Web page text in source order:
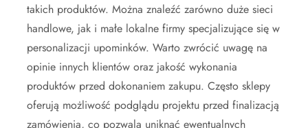
takich produktów. Można znaleźć zarówno duże sieci
handlowe, jak i małe lokalne firmy specjalizujące się w
personalizacji upominków. Warto zwrócić uwagę na
opinie innych klientów oraz jakość wykonania
produktów przed dokonaniem zakupu. Często sklepy
oferują możliwość podglądu projektu przed finalizacją
zamówienia, co pozwala uniknąć ewentualnych